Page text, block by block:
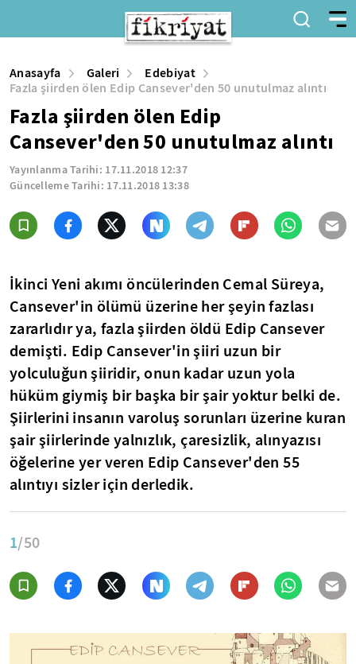
Anasayfa Galeri
Edebiyat
Fazla şiirden ölen Edip Cansever'den 50 unutulmaz alıntı
Fazla şiirden ölen Edip
Cansever'den 50 unutulmaz alıntı
Yayınlanma Tarihi: 17.11.2018 12:37
Güncelleme Tarihi: 17.11.2018 13:38
İkinci Yeni akımı öncülerinden Cemal Süreya,
Cansever'in ölümü üzerine her şeyin fazlası
zararlıdır ya, fazla şiirden öldü Edip Cansever
demişti. Edip Cansever'in şiiri uzun bir
yolculuğun şiiridir, onun kadar uzun yola
hüküm giymiş bir başka bir şair yoktur belki de.
Şiirlerini insanın varoluş sorunları üzerine kuran
şair şiirlerinde yalnızlık, çaresizlik, alınyazısı
öğelerine yer veren Edip Cansever'den 55
alıntıyı sizler için derledik.
1/50